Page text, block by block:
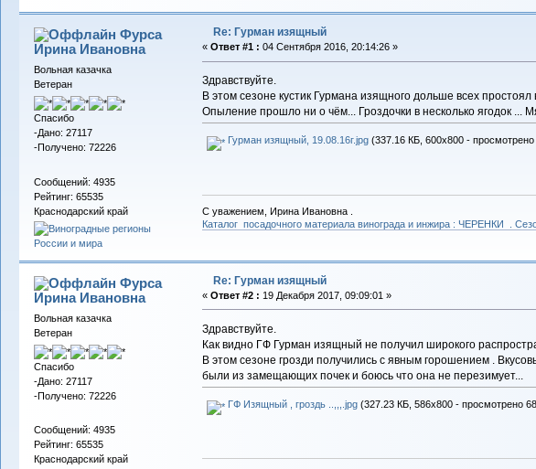
Фурса
Ирина Ивановна
Вольная казачка
Ветеран
Спасибо
-Дано: 27117
-Получено: 72226
Сообщений: 4935
Рейтинг: 65535
Краснодарский край
Re: Гурман изящный
« Ответ #1 : 04 Сентября 2016, 20:14:26 »
Здравствуйте.
В этом сезоне кустик Гурмана изящного дольше всех
Опыление прошло ни о чём... Гроздочки в несколько ягодок ...
Гурман изящный, 19.08.16г.jpg(337.16 КБ, 600x800 - просмотрено
С уважением, Ирина Ивановна .
Каталог посадочного материала винограда и инжира : ЧЕРЕНКИ .
Фурса
Ирина Ивановна
Вольная казачка
Ветеран
Спасибо
-Дано: 27117
-Получено: 72226
Сообщений: 4935
Рейтинг: 65535
Краснодарский край
Re: Гурман изящный
« Ответ #2 : 19 Декабря 2017, 09:09:01 »
Здравствуйте.
Как видно ГФ Гурман изящный не получил широкого
В этом сезоне грозди получились с явным горошением .
были из замещающих почек и боюсь что она не перезимует...
ГФ Изящный , гроздь ..,,,.jpg(327.23 КБ, 586x800 - просмотрено